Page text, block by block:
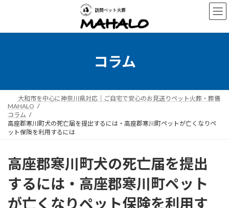
ン
ー
コラム
大和市を中心に神奈川県対応｜ご自宅で安心のお見送りペット火葬・葬儀
MAHALO
コラム
高座郡寒川町犬の死亡届を提出するには・高座郡寒川町ペットが亡くなりペ
ット保険を利用するには
高座郡寒川町犬の死亡届を提出
するには・高座郡寒川町ペット
が亡くなりペット保険を利用す